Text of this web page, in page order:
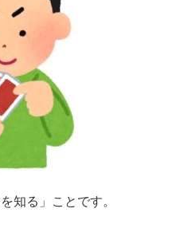
知る」ことです。